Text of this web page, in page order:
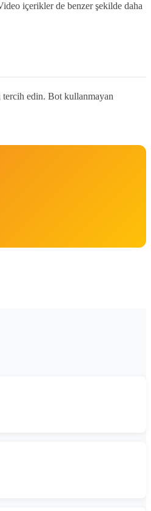
içerikler de benzer şekilde daha
tercih edin. Bot kullanmayan